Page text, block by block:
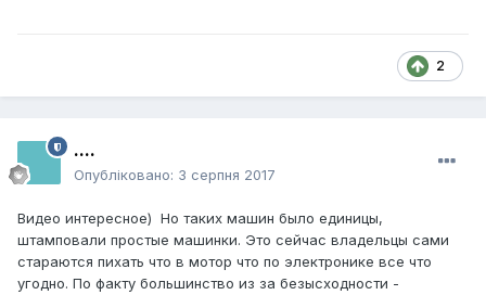
2
....
Опубліковано: 3 серпня 2017
Видео интересное) Но таких машин было единицы,
штамповали простые машинки. Это сейчас владельцы сами
стараются пихать что в мотор что по электронике все что
угодно. По факту большинство из за безысходности -